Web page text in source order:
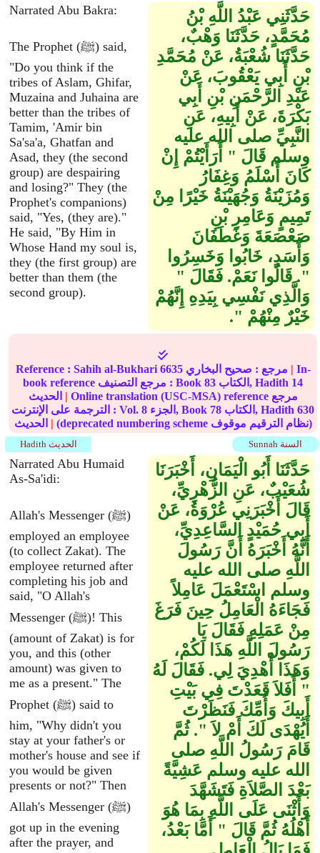
Narrated Abu Bakra:
The Prophet (ﷺ) said,
"Do you think if the
tribes of Aslam, Ghifar,
Muzaina and Juhaina are
better than the tribes of
Tamim, 'Amir bin
Sa'sa'a, Ghatfan and
Asad, they (the second
group) are despairing
and losing?" They (the
Prophet's companions)
said, "Yes, (they are)."
He said, "By Him in
Whose Hand my soul is,
they (the first group) are
better than them (the
second group).
حَدَّثَنِي عَبْدُ اللَّهِ بْنُ
مُحَمَّدٍ، حَدَّثَنَا وَهْبٌ،
حَدَّثَنَا شُعْبَةُ، عَنْ مُحَمَّدِ
بْنِ أَبِي يَعْقُوبَ، عَنْ
عَبْدِ الرَّحْمَنِ بْنِ أَبِي
بَكْرَةَ، عَنْ أَبِيهِ، عَنِ
النَّبِيِّ صلى الله عليه
وسلم قَالَ ‏"‏ أَرَأَيْتُمْ إِنْ
كَانَ أَسْلَمُ وَغِفَارُ
وَمُزَيْنَةُ وَجُهَيْنَةُ خَيْرًا مِنْ
تَمِيمٍ وَعَامِرِ بْنِ
صَعْصَعَةَ وَغَطَفَانَ
وَأَسَدٍ، خَابُوا وَخَسِرُوا
‏"‏‏.‏ قَالُوا نَعَمْ‏.‏ فَقَالَ ‏"‏
وَالَّذِي نَفْسِي بِيَدِهِ إِنَّهُمْ
خَيْرٌ مِنْهُمْ ‏"‏‏.‏
Reference : Sahih al-Bukhari 6635 مرجع : صحيح البخاري | In-
book reference مرجع التصنيف : Book83 الكتاب, Hadith 14
| Online translation (USC-MSA) reference مرجع
الترجمة على الإنترنت : Vol.8 الجزء, Book 78 الكتاب, Hadith630
| (deprecated numbering scheme نظام الترقيم موقوف)
Sunnah السنة Hadith الحديث
Narrated Abu Humaid
As-Sa'idi:
Allah's Messenger (ﷺ)
employed an employee
(to collect Zakat). The
employee returned after
completing his job and
said, "O Allah's
Messenger (ﷺ)! This
(amount of Zakat) is for
you, and this (other
amount) was given to
me as a present." The
Prophet (ﷺ) said to
him, "Why didn't you
stay at your father's or
mother's house and see if
you would be given
presents or not?" Then
Allah's Messenger (ﷺ)
got up in the evening
after the prayer, and
حَدَّثَنَا أَبُو الْيَمَانِ، أَخْبَرَنَا
شُعَيْبٌ، عَنِ الزُّهْرِيِّ،
قَالَ أَخْبَرَنِي عُرْوَةُ، عَنْ
أَبِي حُمَيْدٍ السَّاعِدِيِّ،
أَنَّهُ أَخْبَرَهُ أَنَّ رَسُولَ
اللَّهِ صلى الله عليه
وسلم اسْتَعْمَلَ عَامِلاً
فَجَاءَهُ الْعَامِلُ حِينَ فَرَغَ
مِنْ عَمَلِهِ فَقَالَ يَا
رَسُولَ اللَّهِ هَذَا لَكُمْ،
وَهَذَا أُهْدِيَ لِي‏.‏ فَقَالَ لَهُ
‏"‏ أَفَلاَ قَعَدْتَ فِي بَيْتِ
أَبِيكَ وَأُمِّكَ فَنَظَرْتَ
أَيُهْدَى لَكَ أَمْ لاَ ‏"‏‏.‏ ثُمَّ
قَامَ رَسُولُ اللَّهِ صلى
الله عليه وسلم عَشِيَّةً
بَعْدَ الصَّلاَةِ فَتَشَهَّدَ
وَأَثْنَى عَلَى اللَّهِ بِمَا هُوَ
أَهْلُهُ ثُمَّ قَالَ ‏"‏ أَمَّا بَعْدُ،